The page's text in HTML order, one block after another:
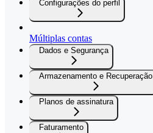
Configurações do perfil
Múltiplas contas
Dados e Segurança
Armazenamento e Recuperação
Planos de assinatura
Faturamento